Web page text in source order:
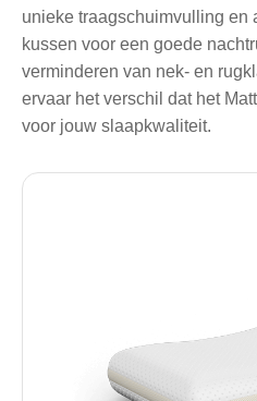
unieke traagschuimvulling en
kussen voor een goede
verminderen van nek- en
ervaar het verschil dat het
voor jouw slaapkwaliteit.